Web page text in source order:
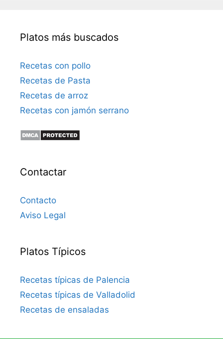
Platos más buscados
Recetas con pollo
Recetas de Pasta
Recetas de arroz
Recetas con jamón serrano
Contactar
Contacto
Aviso Legal
Platos Típicos
Recetas típicas de Palencia
Recetas típicas de Valladolid
Recetas de ensaladas